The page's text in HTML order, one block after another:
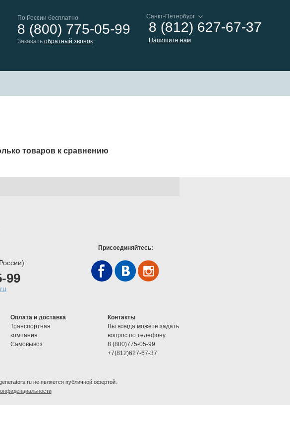
По России бесплатно
8 (800) 775-05-99
Заказать обратный звонок
8 (812) 627-67-37
Напишите нам
товаров к сравнению
99
Присоединяйтесь:
Оплата и доставка
Транспортная
компания
Самовывоз
Контакты
Вы всегда можете задать
вопрос по телефону:
8 (800)775-05-99
+7(812)627-67-37
не является публичной офертой.